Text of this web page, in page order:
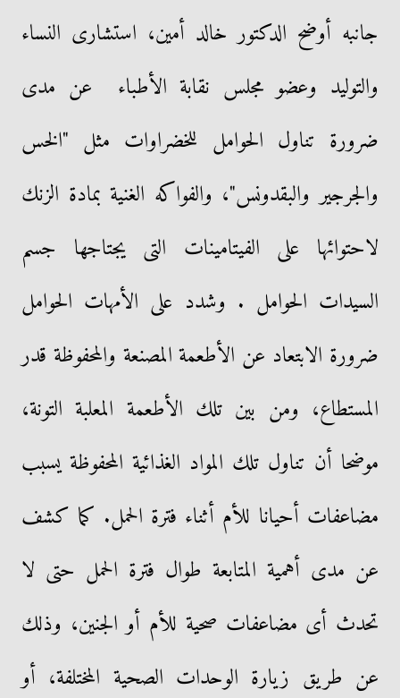
جانبه أوضح الدكتور خالد أمين، استشارى النساء
والتوليد وعضو مجلس نقابة الأطباء عن مدى
ضرورة تناول الحوامل للخضراوات مثل "الخس
والجرجير والبقدونس"، والفواكه الغنية بمادة الزنك
لاحتوائها على الفيتامينات التى يجتاجها جسم
السيدات الحوامل . وشدد على الأمهات الحوامل
ضرورة الابتعاد عن الأطعمة المصنعة والمحفوظة قدر
المستطاع، ومن بين تلك الأطعمة المعلبة التونة،
موضحا أن تناول تلك المواد الغذائية المحفوظة يسبب
مضاعفات أحيانا للأم أثناء فترة الحمل. كما كشف
عن مدى أهمية المتابعة طوال فترة الحمل حتى لا
تحدث أى مضاعفات صحية للأم أو الجنين، وذلك
عن طريق زيارة الوحدات الصحية المختلفة، أو